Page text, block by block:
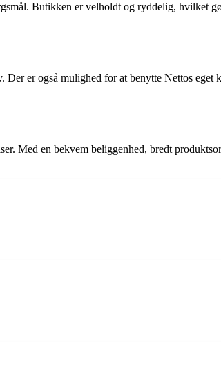
Butikken er velholdt og ryddelig, hvilket
er også mulighed for at benytte Nettos
Med en bekvem beliggenhed, bredt